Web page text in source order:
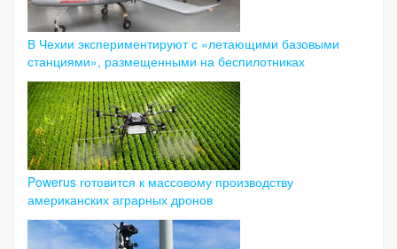
В Чехии экспериментируют с «летающими базовыми
станциями», размещенными на беспилотниках
Powerus готовится к массовому производству
американских аграрных дронов